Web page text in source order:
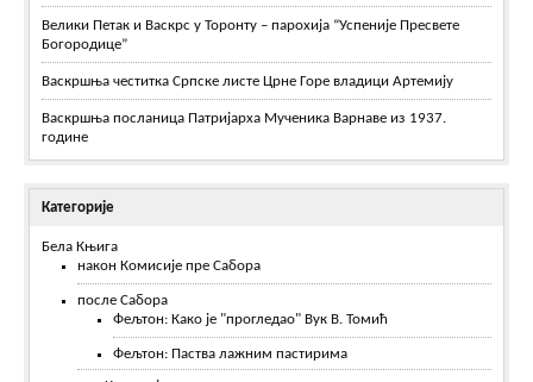
Велики Петак и Васкрс у Торонту – парохија “Успеније Пресвете
Богородице”
Васкршња честитка Српске листе Црне Горе владици Артемију
Васкршња посланица Патријарха Мученика Варнаве из 1937.
године
Категорије
Бела Књига
након Комисије пре Сабора
после Сабора
Фељтон: Како је "прогледао" Вук В. Томић
Фељтон: Паства лажним пастирима